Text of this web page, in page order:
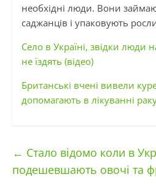
необхідні люди. Вони
саджанців і упаковують
Село в Україні, звідки люди
не їздять (відео)
Британські вчені вивели
допомагають в лікуванні
← Стало відомо коли в
подешевшають овочі та